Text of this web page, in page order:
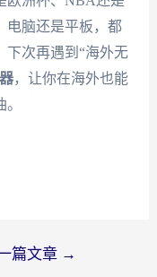
电脑还是平板，都
下次再遇到“海外无
，让你在海外也能
篇文章 →